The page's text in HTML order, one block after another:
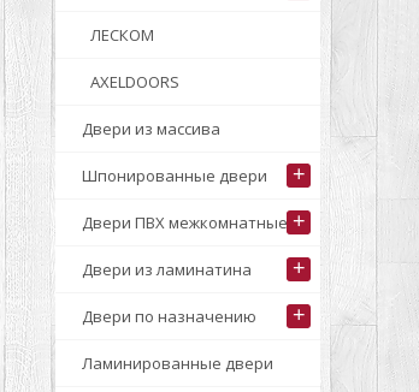
ЛЕСКОМ
AXELDOORS
Двери из массива
Шпонированные двери +
Двери ПВХ межкомнатные +
Двери из ламинатина +
Двери по назначению +
Ламинированные двери